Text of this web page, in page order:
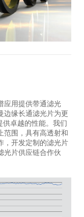
应用提供带通滤光
边缘长通滤光片为更
卓越的性能。我们
范围，具有高透射和
，开发定制的滤光片
光片供应链合作伙